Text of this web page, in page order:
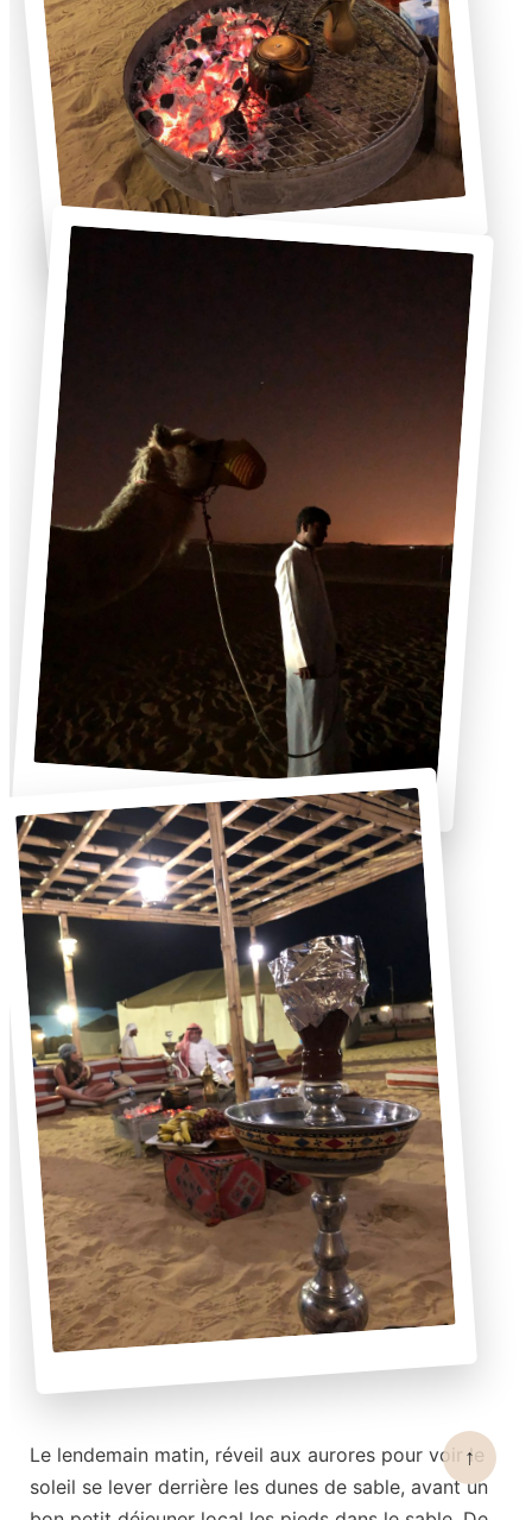
Le lendemain matin, réveil aux aurores pour voir le
soleil se lever derrière les dunes de sable, avant un
↑